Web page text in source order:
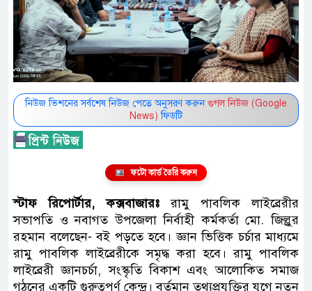
নিউজ ভিশনের সর্বশেষ নিউজ পেতে অনুসরণ করুন গুগল নিউজ (Google
News) ফিডটি
ফটো কার্ড তৈরি করুন
স্টাফ রিপোর্টার, কক্সবাজারঃরামু পাবলিক লাইব্রেরীর
সভাপতি ও নবাগত উপজেলা নির্বাহী কর্মকর্তা মো. জিল্লুর
রহমান বলেছেন- বই পড়তে হবে। জ্ঞান ভিত্তিক চর্চার মাধ্যমে
রামু পাবলিক লাইব্রেরীকে সমৃদ্ধ করা হবে। রামু পাবলিক
লাইব্রেরী জ্ঞানচর্চা, সংস্কৃতি বিকাশ এবং আলোকিত সমাজ
গঠনের একটি গুরুত্বপূর্ণ কেন্দ্র। বর্তমান তথ্যপ্রযুক্তির যুগে নতুন